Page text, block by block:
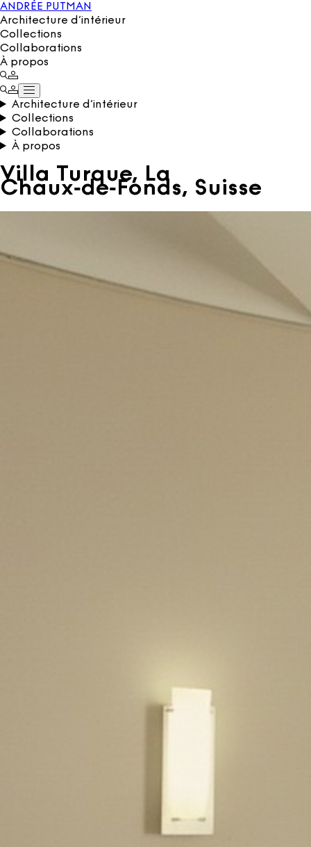
ANDRÉE PUTMAN
Architecture d’intérieur
Collections
Collaborations
À propos
Architecture d’intérieur
Collections
Collaborations
À propos
Villa Turque, La
Chaux‑de‑Fonds, Suisse